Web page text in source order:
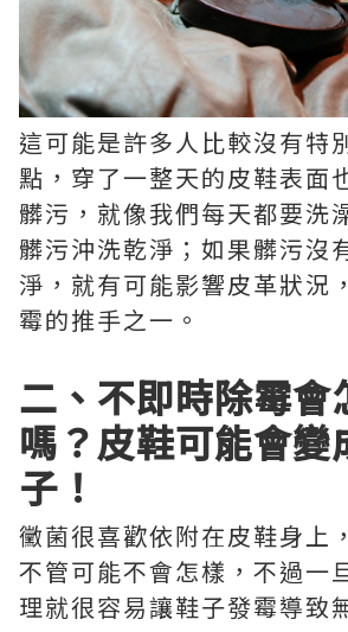
這可能是許多人比較沒有特
點，穿了一整天的皮鞋表面
髒污，就像我們每天都要洗
髒污沖洗乾淨；如果髒污沒
淨，就有可能影響皮革狀況
霉的推手之一。
二、不即時除霉會
嗎？皮鞋可能會變
子！
黴菌很喜歡依附在皮鞋身上
不管可能不會怎樣，不過一
理就很容易讓鞋子發霉導致